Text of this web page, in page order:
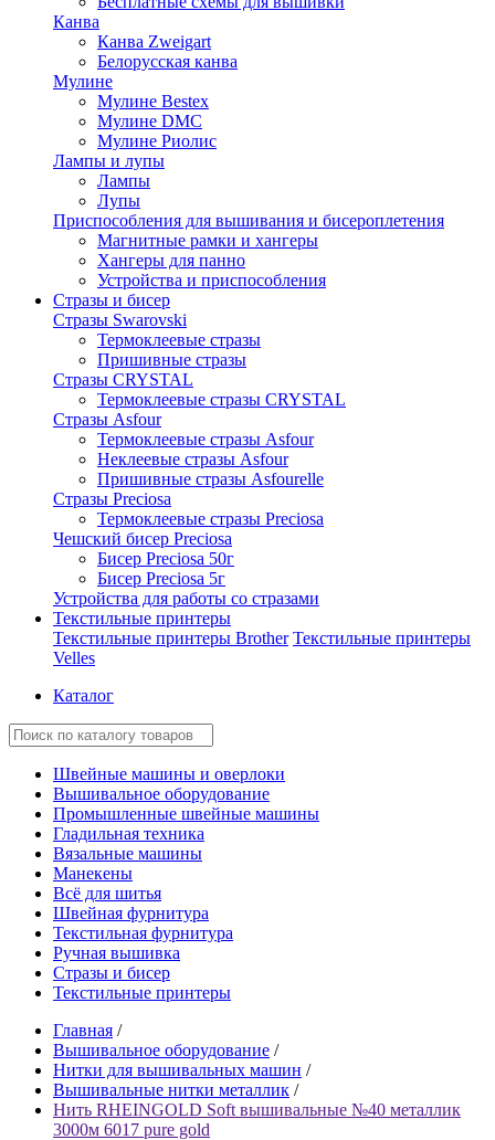
Канва
Канва Zweigart
Белорусская канва
Мулине
Мулине Bestex
Мулине DMC
Мулине Риолис
Лампы и лупы
Лампы
Лупы
Приспособления для вышивания и бисероплетения
Магнитные рамки и хангеры
Хангеры для панно
Устройства и приспособления
Стразы и бисер
Стразы Swarovski
Термоклеевые стразы
Пришивные стразы
Стразы CRYSTAL
Термоклеевые стразы CRYSTAL
Стразы Asfour
Термоклеевые стразы Asfour
Неклеевые стразы Asfour
Пришивные стразы Asfourelle
Стразы Preciosa
Термоклеевые стразы Preciosa
Чешский бисер Preciosa
Бисер Preciosa 50г
Бисер Preciosa 5г
Устройства для работы со стразами
Текстильные принтеры
Текстильные принтеры Brother Текстильные принтеры
Velles
Каталог
Швейные машины и оверлоки
Вышивальное оборудование
Промышленные швейные машины
Гладильная техника
Вязальные машины
Манекены
Всё для шитья
Швейная фурнитура
Текстильная фурнитура
Ручная вышивка
Стразы и бисер
Текстильные принтеры
Главная /
Вышивальное оборудование /
Нитки для вышивальных машин /
Вышивальные нитки металлик /
Нить RHEINGOLD Soft вышивальные №40 металлик
3000м 6017 pure gold